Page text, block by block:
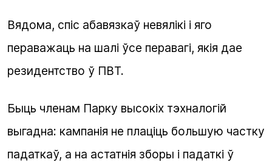
Вядома, спіс абавязкаў невялікі і яго
пераважаць на шалі ўсе перавагі, якія дае
резидентство ў ПВТ.
Быць членам Парку высокіх тэхналогій
выгадна: кампанія не плаціць большую частку
падаткаў, а на астатнія зборы і падаткі ў